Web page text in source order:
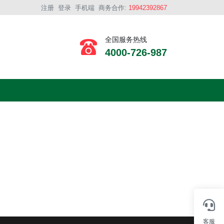
注册 登录 手机端 商务合作: 19942392867
全国服务热线
4000-726-987
客服